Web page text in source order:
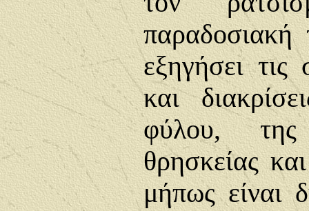
παραδοσιακή
εξηγήσει τις
και
φύλου, της
θρησκείας
μήπως είναι